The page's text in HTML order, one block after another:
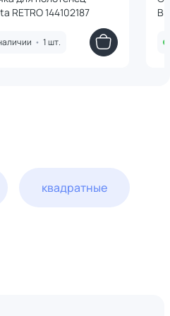
RETRO 144102187
• 1 шт.
квадратные